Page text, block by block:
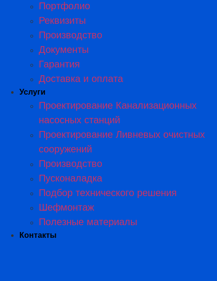
Портфолио
Реквизиты
Производство
Документы
Гарантия
Доставка и оплата
Услуги
Проектирование Канализационных
насосных станций
Проектирование Ливневых очистных
сооружений
Производство
Пусконаладка
Подбор технического решения
Шефмонтаж
Полезные материалы
Контакты